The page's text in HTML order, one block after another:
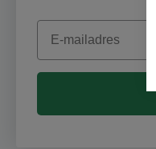
© 2026 -
Email